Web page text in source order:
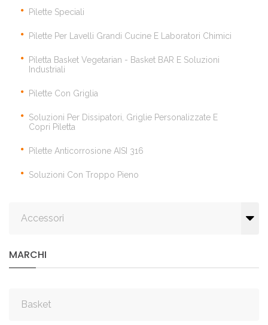
Pilette Speciali
Pilette Per Lavelli Grandi Cucine E Laboratori Chimici
Piletta Basket Vegetarian - Basket BAR E Soluzioni
Industriali
Pilette Con Griglia
Soluzioni Per Dissipatori, Griglie Personalizzate E
Copri Piletta
Pilette Anticorrosione AISI 316
Soluzioni Con Troppo Pieno
Accessori
MARCHI
Basket